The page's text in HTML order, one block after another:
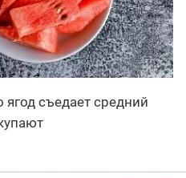
съедает средний